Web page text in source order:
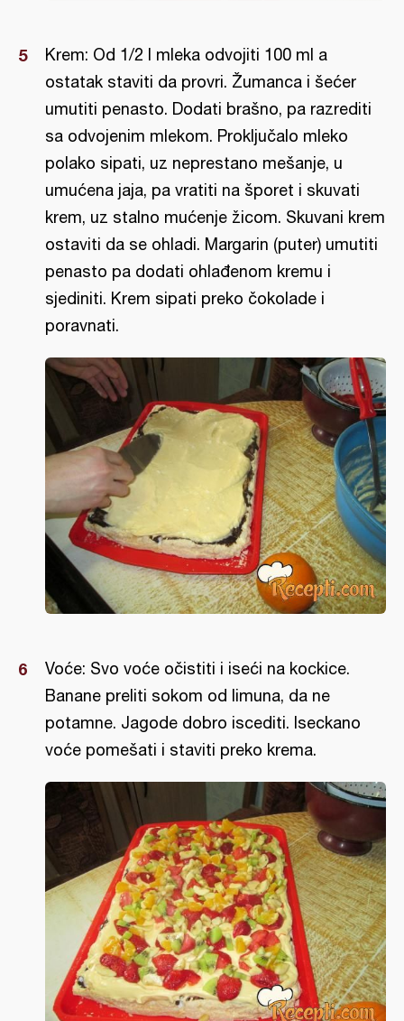
Krem: Od 1/2 l mleka odvojiti 100 ml a
ostatak staviti da provri. Žumanca i šećer
umutiti penasto. Dodati brašno, pa razrediti
sa odvojenim mlekom. Proključalo mleko
polako sipati, uz neprestano mešanje, u
umućena jaja, pa vratiti na šporet i skuvati
krem, uz stalno mućenje žicom. Skuvani krem
ostaviti da se ohladi. Margarin (puter) umutiti
penasto pa dodati ohlađenom kremu i
sjediniti. Krem sipati preko čokolade i
poravnati.
Voće: Svo voće očistiti i iseći na kockice.
Banane preliti sokom od limuna, da ne
potamne. Jagode dobro iscediti. Iseckano
voće pomešati i staviti preko krema.